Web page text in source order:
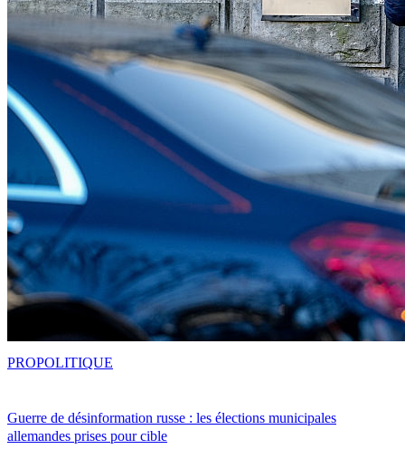
Guerre de désinformation russe : les élections municipales
allemandes prises pour cible
PROPOLITIQUE